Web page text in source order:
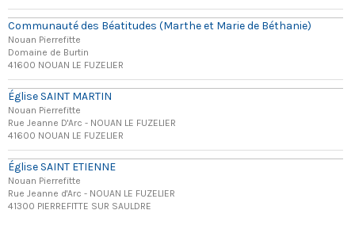
Communauté des Béatitudes (Marthe et Marie de Béthanie)
Nouan Pierrefitte
Domaine de Burtin
41600 NOUAN LE FUZELIER
Église SAINT MARTIN
Nouan Pierrefitte
Rue Jeanne D'Arc - NOUAN LE FUZELIER
41600 NOUAN LE FUZELIER
Église SAINT ETIENNE
Nouan Pierrefitte
Rue Jeanne d'Arc - NOUAN LE FUZELIER
41300 PIERREFITTE SUR SAULDRE